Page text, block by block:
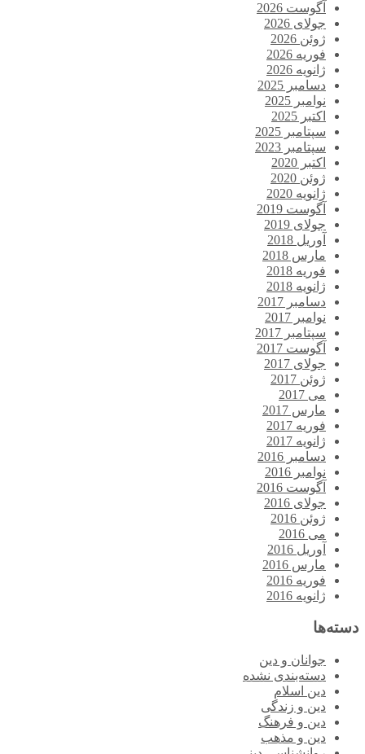
آگوست 2026
جولای 2026
ژوئن 2026
فوریه 2026
ژانویه 2026
دسامبر 2025
نوامبر 2025
اکتبر 2025
سپتامبر 2025
سپتامبر 2023
اکتبر 2020
ژوئن 2020
ژانویه 2020
آگوست 2019
جولای 2019
آوریل 2018
مارس 2018
فوریه 2018
ژانویه 2018
دسامبر 2017
نوامبر 2017
سپتامبر 2017
آگوست 2017
جولای 2017
ژوئن 2017
می 2017
مارس 2017
فوریه 2017
ژانویه 2017
دسامبر 2016
نوامبر 2016
آگوست 2016
جولای 2016
ژوئن 2016
می 2016
آوریل 2016
مارس 2016
فوریه 2016
ژانویه 2016
دسته‌ها
جوانان و دین
دسته‌بندی نشده
دین اسلام
دین و زندگی
دین و فرهنگ
دین و مذهب